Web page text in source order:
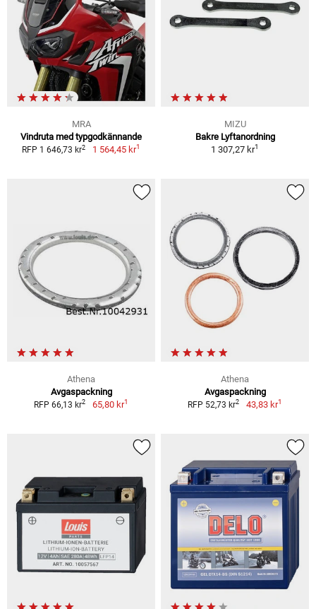
MRA
Vindruta med typgodkännande
RFP 1 646,73 kr2 1 564,45 kr1
MIZU
Bakre Lyftanordning
1 307,27 kr1
Athena
Avgaspackning
RFP 66,13 kr2 65,80 kr1
Athena
Avgaspackning
RFP 52,73 kr2 43,83 kr1